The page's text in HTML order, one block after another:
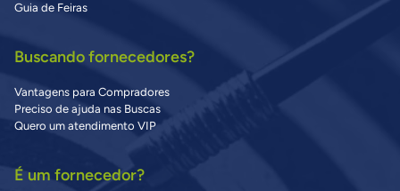
Guia de Feiras
Buscando fornecedores?
Vantagens para Compradores
Preciso de ajuda nas Buscas
Quero um atendimento VIP
É um fornecedor?